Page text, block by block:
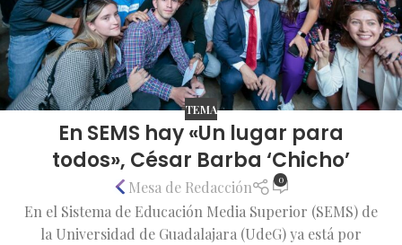
TEMA
En SEMS hay «Un lugar para
todos», César Barba ‘Chicho’
Mesa de Redacción 0
En el Sistema de Educación Media Superior (SEMS) de
la Universidad de Guadalajara (UdeG) ya está por